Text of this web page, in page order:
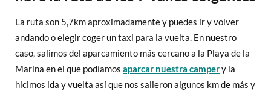
La ruta son 5,7km aproximadamente y puedes ir y volver
andando o elegir coger un taxi para la vuelta. En nuestro
caso, salimos del aparcamiento más cercano a la Playa de la
Marina en el que podíamos aparcar nuestra campery la
hicimos ida y vuelta así que nos salieron algunos km de más y